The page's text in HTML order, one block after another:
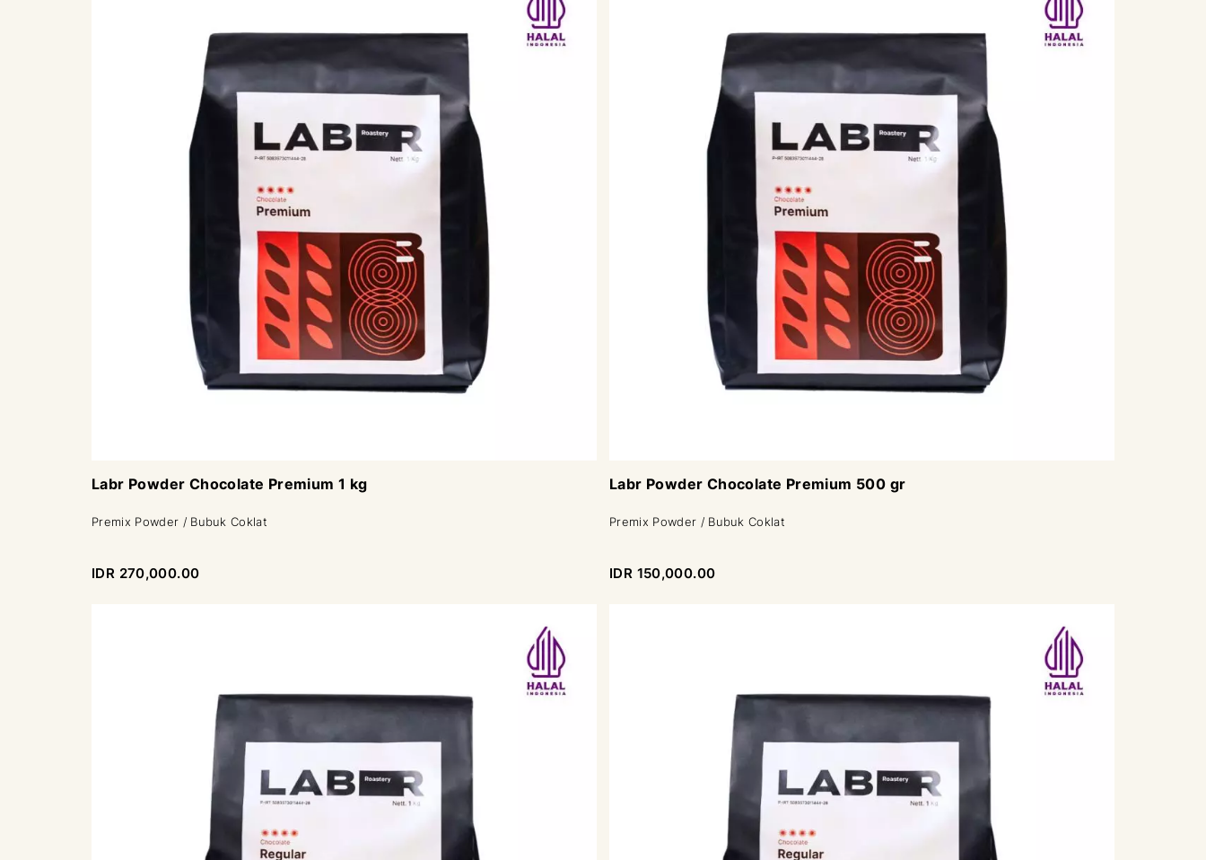
Labr Powder Chocolate Premium 1 kg
Premix Powder / Bubuk Coklat
IDR 270,000.00
Labr Powder Chocolate Premium 500 gr
Premix Powder / Bubuk Coklat
IDR 150,000.00